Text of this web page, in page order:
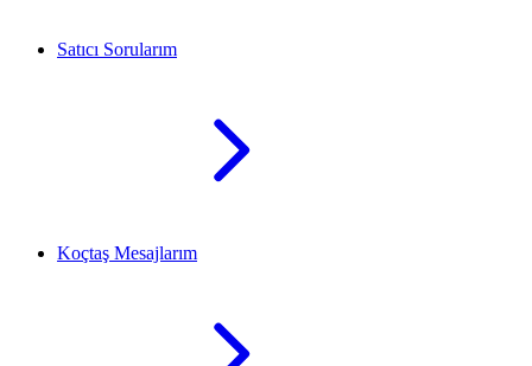
Satıcı Sorularım
Koçtaş Mesajlarım